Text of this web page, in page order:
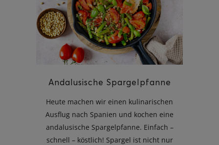
Andalusische Spargelpfanne
Heute machen wir einen kulinarischen
Ausflug nach Spanien und kochen eine
andalusische Spargelpfanne. Einfach –
schnell – köstlich! Spargel ist nicht nur